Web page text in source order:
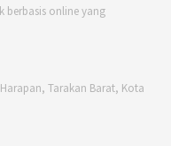
berbasis online yang
Tarakan Barat, Kota